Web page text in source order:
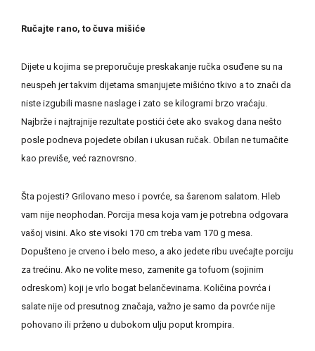
Ručajte rano, to čuva mišiće
Dijete u kojima se preporučuje preskakanje ručka osuđene su na
neuspeh jer takvim dijetama smanjujete mišićno tkivo a to znači da
niste izgubili masne naslage i zato se kilogrami brzo vraćaju.
Najbrže i najtrajnije rezultate postići ćete ako svakog dana nešto
posle podneva pojedete obilan i ukusan ručak. Obilan ne tumačite
kao previše, već raznovrsno.
Šta pojesti? Grilovano meso i povrće, sa šarenom salatom. Hleb
vam nije neophodan. Porcija mesa koja vam je potrebna odgovara
vašoj visini. Ako ste visoki 170 cm treba vam 170 g mesa.
Dopušteno je crveno i belo meso, a ako jedete ribu uvećajte porciju
za trećinu. Ako ne volite meso, zamenite ga tofuom (sojinim
odreskom) koji je vrlo bogat belančevinama. Količina povrća i
salate nije od presutnog značaja, važno je samo da povrće nije
pohovano ili prženo u dubokom ulju poput krompira.